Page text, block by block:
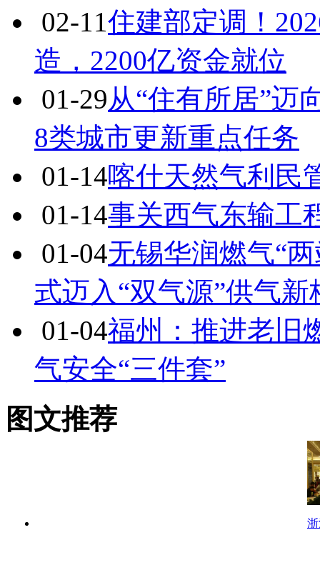
02-11住建部定调！
造，2200亿资金就位
01-29从“住有所居”迈
8类城市更新重点任务
01-14喀什天然气利民
01-14事关西气东输工
01-04无锡华润燃气“
式迈入“双气源”供气新
01-04福州：推进老旧
气安全“三件套”
图文推荐